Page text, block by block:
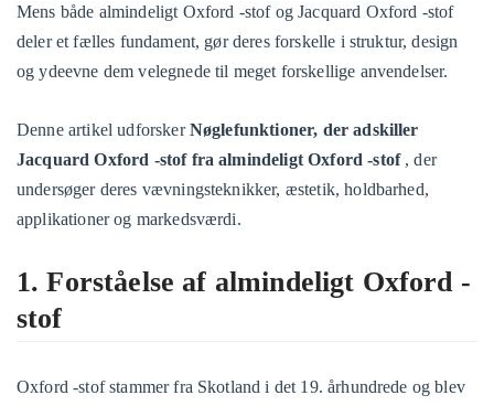
Mens både almindeligt Oxford -stof og Jacquard Oxford -stof
deler et fælles fundament, gør deres forskelle i struktur, design
og ydeevne dem velegnede til meget forskellige anvendelser.
Denne artikel udforskerNøglefunktioner, der adskiller
Jacquard Oxford -stof fra almindeligt Oxford -stof , der
undersøger deres vævningsteknikker, æstetik, holdbarhed,
applikationer og markedsværdi.
1. Forståelse af almindeligt Oxford -
stof
Oxford -stof stammer fra Skotland i det 19. århundrede og blev